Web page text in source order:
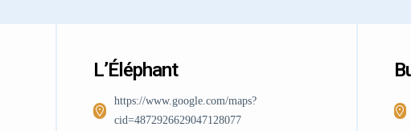
L’Éléphant
https://www.google.com/maps?
cid=4872926629047128077